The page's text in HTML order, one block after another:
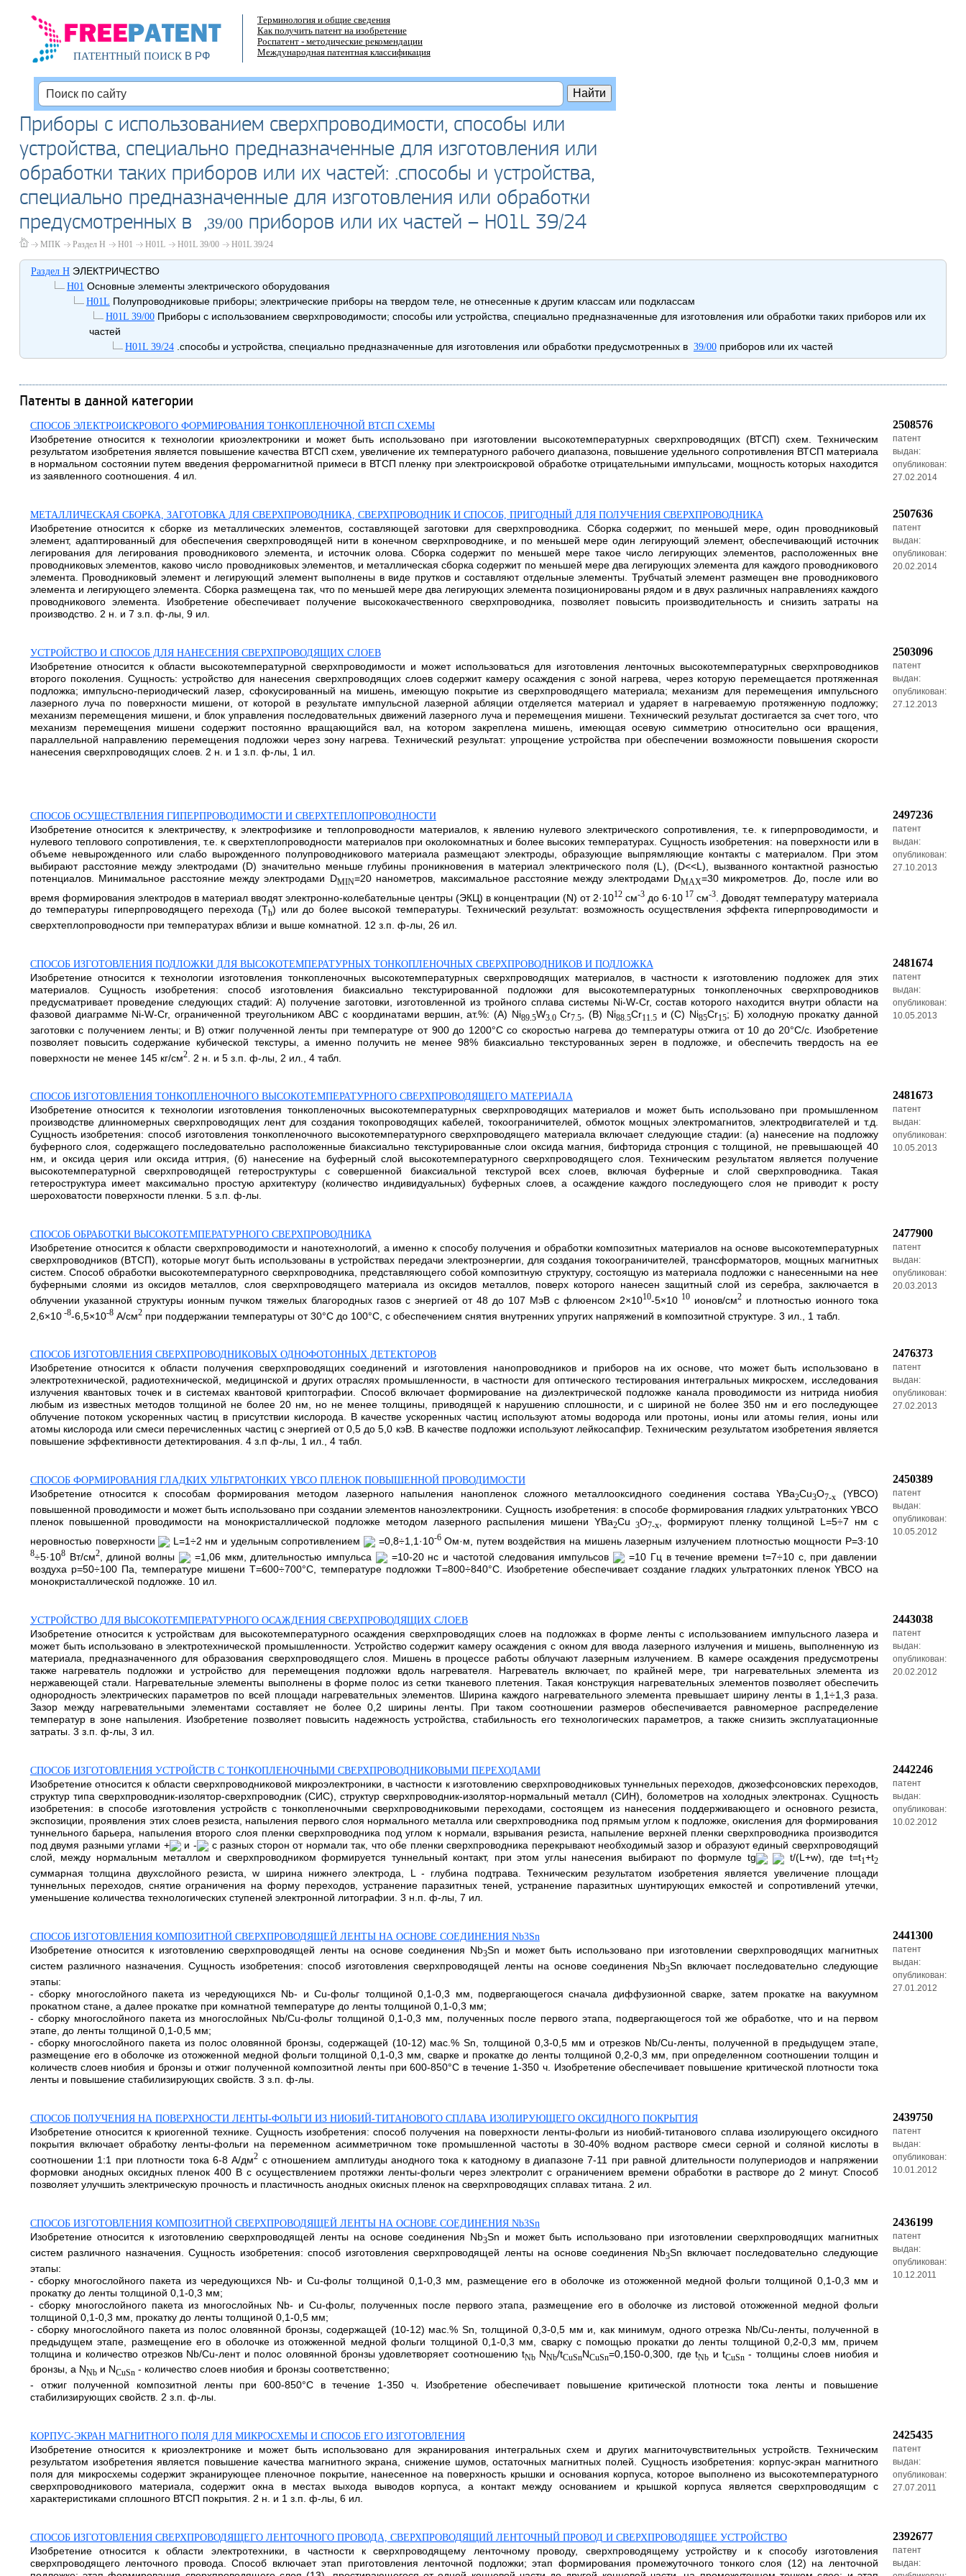
ПАТЕНТНЫЙ ПОИСКВ РФ
Терминология и общие сведения
Как получить патент на изобретение
Роспатент - методические рекомендации
Международная патентная классификация
Приборы с использованием сверхпроводимости, способы или
устройства, специально предназначенные для изготовления или
обработки таких приборов или их частей: .способы и устройства,
специально предназначенные для изготовления или обработки
предусмотренных в ,39/00приборов или их частей – H01L 39/24
МПК Раздел H H01 H01L H01L 39/00 H01L 39/24
Раздел HЭЛЕКТРИЧЕСТВО
H01 Основные элементы электрического оборудования
H01L Полупроводниковые приборы; электрические приборы на твердом теле, не отнесенные к другим классам или подклассам
H01L 39/00Приборы с использованием сверхпроводимости; способы или устройства, специально предназначенные для изготовления или обработки таких приборов или их
частей
H01L 39/24.способы и устройства, специально предназначенные для изготовления или обработки предусмотренных в 39/00приборов или их частей
Патенты в данной категории
СПОСОБ ЭЛЕКТРОИСКРОВОГО ФОРМИРОВАНИЯ ТОНКОПЛЕНОЧНОЙ ВТСП СХЕМЫ
Изобретение относится к технологии криоэлектроники и может быть использовано при изготовлении высокотемпературных сверхпроводящих (ВТСП) схем. Техническим
результатом изобретения является повышение качества ВТСП схем, увеличение их температурного рабочего диапазона, повышение удельного сопротивления ВТСП материала
в нормальном состоянии путем введения ферромагнитной примеси в ВТСП пленку при электроискровой обработке отрицательными импульсами, мощность которых находится
из заявленного соотношения. 4 ил.
2508576
патент
выдан:
опубликован:
27.02.2014
МЕТАЛЛИЧЕСКАЯ СБОРКА, ЗАГОТОВКА ДЛЯ СВЕРХПРОВОДНИКА, СВЕРХПРОВОДНИК И СПОСОБ, ПРИГОДНЫЙ ДЛЯ ПОЛУЧЕНИЯ СВЕРХПРОВОДНИКА
Изобретение относится к сборке из металлических элементов, составляющей заготовки для сверхпроводника. Сборка содержит, по меньшей мере, один проводниковый
элемент, адаптированный для обеспечения сверхпроводящей нити в конечном сверхпроводнике, и по меньшей мере один легирующий элемент, обеспечивающий источник
легирования для легирования проводникового элемента, и источник олова. Сборка содержит по меньшей мере такое число легирующих элементов, расположенных вне
проводниковых элементов, каково число проводниковых элементов, и металлическая сборка содержит по меньшей мере два легирующих элемента для каждого проводникового
элемента. Проводниковый элемент и легирующий элемент выполнены в виде прутков и составляют отдельные элементы. Трубчатый элемент размещен вне проводникового
элемента и легирующего элемента. Сборка размещена так, что по меньшей мере два легирующих элемента позиционированы рядом и в двух различных направлениях каждого
проводникового элемента. Изобретение обеспечивает получение высококачественного сверхпроводника, позволяет повысить производительность и снизить затраты на
производство. 2 н. и 7 з.п. ф-лы, 9 ил.
2507636
патент
выдан:
опубликован:
20.02.2014
УСТРОЙСТВО И СПОСОБ ДЛЯ НАНЕСЕНИЯ СВЕРХПРОВОДЯЩИХ СЛОЕВ
Изобретение относится к области высокотемпературной сверхпроводимости и может использоваться для изготовления ленточных высокотемпературных сверхпроводников
второго поколения. Сущность: устройство для нанесения сверхпроводящих слоев содержит камеру осаждения с зоной нагрева, через которую перемещается протяженная
подложка; импульсно-периодический лазер, сфокусированный на мишень, имеющую покрытие из сверхпроводящего материала; механизм для перемещения импульсного
лазерного луча по поверхности мишени, от которой в результате импульсной лазерной абляции отделяется материал и ударяет в нагреваемую протяженную подложку;
механизм перемещения мишени, и блок управления последовательных движений лазерного луча и перемещения мишени. Технический результат достигается за счет того, что
механизм перемещения мишени содержит постоянно вращающийся вал, на котором закреплена мишень, имеющая осевую симметрию относительно оси вращения,
параллельной направлению перемещения подложки через зону нагрева. Технический результат: упрощение устройства при обеспечении возможности повышения скорости
нанесения сверхпроводящих слоев. 2 н. и 1 з.п. ф-лы, 1 ил.
2503096
патент
выдан:
опубликован:
27.12.2013
СПОСОБ ОСУЩЕСТВЛЕНИЯ ГИПЕРПРОВОДИМОСТИ И СВЕРХТЕПЛОПРОВОДНОСТИ
Изобретение относится к электричеству, к электрофизике и теплопроводности материалов, к явлению нулевого электрического сопротивления, т.е. к гиперпроводимости, и
нулевого теплового сопротивления, т.е. к сверхтеплопроводности материалов при околокомнатных и более высоких температурах. Сущность изобретения: на поверхности или в
объеме невырожденного или слабо вырожденного полупроводникового материала размещают электроды, образующие выпрямляющие контакты с материалом. При этом
выбирают расстояние между электродами (D) значительно меньше глубины проникновения в материал электрического поля (L), (D<<L), вызванного контактной разностью
потенциалов. Минимальное расстояние между электродами DMIN=20 нанометров, максимальное расстояние между электродами DMAX=30 микрометров. До, после или во
время формирования электродов в материал вводят электронно-колебательные центры (ЭКЦ) в концентрации (N) от 2·1012см-3до 6·1017 см-3. Доводят температуру материала
до температуры гиперпроводящего перехода (Th) или до более высокой температуры. Технический результат: возможность осуществления эффекта гиперпроводимости и
сверхтеплопроводности при температурах вблизи и выше комнатной. 12 з.п. ф-лы, 26 ил.
2497236
патент
выдан:
опубликован:
27.10.2013
СПОСОБ ИЗГОТОВЛЕНИЯ ПОДЛОЖКИ ДЛЯ ВЫСОКОТЕМПЕРАТУРНЫХ ТОНКОПЛЕНОЧНЫХ СВЕРХПРОВОДНИКОВ И ПОДЛОЖКА
Изобретение относится к технологии изготовления тонкопленочных высокотемпературных сверхпроводящих материалов, в частности к изготовлению подложек для этих
материалов. Сущность изобретения: способ изготовления биаксиально текстурированной подложки для высокотемпературных тонкопленочных сверхпроводников
предусматривает проведение следующих стадий: А) получение заготовки, изготовленной из тройного сплава системы Ni-W-Cr, состав которого находится внутри области на
фазовой диаграмме Ni-W-Cr, ограниченной треугольником АВС с координатами вершин, ат.%: (A) Ni89.5W3.0Cr7.5 , (В) Ni88.5Сr11.5 и (С) Ni85Cr15; Б) холодную прокатку данной
заготовки с получением ленты; и В) отжиг полученной ленты при температуре от 900 до 1200°С со скоростью нагрева до температуры отжига от 10 до 20°С/с. Изобретение
позволяет повысить содержание кубической текстуры, а именно получить не менее 98% биаксиально текстурованных зерен в подложке, и обеспечить твердость на ее
поверхности не менее 145 кг/см2. 2 н. и 5 з.п. ф-лы, 2 ил., 4 табл.
2481674
патент
выдан:
опубликован:
10.05.2013
СПОСОБ ИЗГОТОВЛЕНИЯ ТОНКОПЛЕНОЧНОГО ВЫСОКОТЕМПЕРАТУРНОГО СВЕРХПРОВОДЯЩЕГО МАТЕРИАЛА
Изобретение относится к технологии изготовления тонкопленочных высокотемпературных сверхпроводящих материалов и может быть использовано при промышленном
производстве длинномерных сверхпроводящих лент для создания токопроводящих кабелей, токоограничителей, обмоток мощных электромагнитов, электродвигателей и т.д.
Сущность изобретения: способ изготовления тонкопленочного высокотемпературного сверхпроводящего материала включает следующие стадии: (а) нанесение на подложку
буферного слоя, содержащего последовательно расположенные биаксиально текстурированные слои оксида магния, бифторида стронция с толщиной, не превышающей 40
нм, и оксида церия или оксида иттрия, (б) нанесение на буферный слой высокотемпературного сверхпроводящего слоя. Техническим результатом является получение
высокотемпературной сверхпроводящей гетероструктуры с совершенной биаксиальной текстурой всех слоев, включая буферные и слой сверхпроводника. Такая
гетероструктура имеет максимально простую архитектуру (количество индивидуальных) буферных слоев, а осаждение каждого последующего слоя не приводит к росту
шероховатости поверхности пленки. 5 з.п. ф-лы.
2481673
патент
выдан:
опубликован:
10.05.2013
СПОСОБ ОБРАБОТКИ ВЫСОКОТЕМПЕРАТУРНОГО СВЕРХПРОВОДНИКА
Изобретение относится к области сверхпроводимости и нанотехнологий, а именно к способу получения и обработки композитных материалов на основе высокотемпературных
сверхпроводников (BTCП), которые могут быть использованы в устройствах передачи электроэнергии, для создания токоограничителей, трансформаторов, мощных магнитных
систем. Способ обработки высокотемпературного сверхпроводника, представляющего собой композитную структуру, состоящую из материала подложки с нанесенными на нее
буферными слоями из оксидов металлов, слоя сверхпроводящего материала из оксидов металлов, поверх которого нанесен защитный слой из серебра, заключается в
облучении указанной структуры ионным пучком тяжелых благородных газов с энергией от 48 до 107 МэВ с флюенсом 2×1010-5×1010ионов/см2и плотностью ионного тока
2,6×10-8-6,5×10-8А/см2при поддержании температуры от 30°С до 100°С, с обеспечением снятия внутренних упругих напряжений в композитной структуре. 3 ил., 1 табл.
2477900
патент
выдан:
опубликован:
20.03.2013
СПОСОБ ИЗГОТОВЛЕНИЯ СВЕРХПРОВОДНИКОВЫХ ОДНОФОТОННЫХ ДЕТЕКТОРОВ
Изобретение относится к области получения сверхпроводящих соединений и изготовления нанопроводников и приборов на их основе, что может быть использовано в
электротехнической, радиотехнической, медицинской и других отраслях промышленности, в частности для оптического тестирования интегральных микросхем, исследования
излучения квантовых точек и в системах квантовой криптографии. Способ включает формирование на диэлектрической подложке канала проводимости из нитрида ниобия
любым из известных методов толщиной не более 20 нм, но не менее толщины, приводящей к нарушению сплошности, и с шириной не более 350 нм и его последующее
облучение потоком ускоренных частиц в присутствии кислорода. В качестве ускоренных частиц используют атомы водорода или протоны, ионы или атомы гелия, ионы или
атомы кислорода или смеси перечисленных частиц с энергией от 0,5 до 5,0 кэВ. В качестве подложки используют лейкосапфир. Техническим результатом изобретения является
повышение эффективности детектирования. 4 з.п ф-лы, 1 ил., 4 табл.
2476373
патент
выдан:
опубликован:
27.02.2013
СПОСОБ ФОРМИРОВАНИЯ ГЛАДКИХ УЛЬТРАТОНКИХ YBCO ПЛЕНОК ПОВЫШЕННОЙ ПРОВОДИМОСТИ
Изобретение относится к способам формирования методом лазерного напыления нанопленок сложного металлооксидного соединения состава YВа2Сu3O7-х
(YBCO)
повышенной проводимости и может быть использовано при создании элементов наноэлектроники. Сущность изобретения: в способе формирования гладких ультратонких YBCO
пленок повышенной проводимости на монокристаллической подложке методом лазерного распыления мишени YВа2Сu 3O7-х, формируют пленку толщиной L=5÷7 нм с
неровностью поверхности
L=1÷2 нм и удельным сопротивлением =0,8÷1,1·10-6Ом·м, путем воздействия на мишень лазерным излучением плотностью мощности Р=3·10
8÷5·108Вт/см2, длиной волны =1,06 мкм, длительностью импульса =10-20 нс и частотой следования импульсов
=10 Гц в течение времени t=7÷10 с, при давлении
воздуха р=50÷100 Па, температуре мишени Т=600÷700°С, температуре подложки Т=800÷840°С. Изобретение обеспечивает создание гладких ультратонких пленок YBCO на
монокристаллической подложке. 10 ил.
2450389
патент
выдан:
опубликован:
10.05.2012
УСТРОЙСТВО ДЛЯ ВЫСОКОТЕМПЕРАТУРНОГО ОСАЖДЕНИЯ СВЕРХПРОВОДЯЩИХ СЛОЕВ
Изобретение относится к устройствам для высокотемпературного осаждения сверхпроводящих слоев на подложках в форме ленты с использованием импульсного лазера и
может быть использовано в электротехнической промышленности. Устройство содержит камеру осаждения с окном для ввода лазерного излучения и мишень, выполненную из
материала, предназначенного для образования сверхпроводящего слоя. Мишень в процессе работы облучают лазерным излучением. В камере осаждения предусмотрены
также нагреватель подложки и устройство для перемещения подложки вдоль нагревателя. Нагреватель включает, по крайней мере, три нагревательных элемента из
нержавеющей стали. Нагревательные элементы выполнены в форме полос из сетки тканевого плетения. Такая конструкция нагревательных элементов позволяет обеспечить
однородность электрических параметров по всей площади нагревательных элементов. Ширина каждого нагревательного элемента превышает ширину ленты в 1,1÷1,3 раза.
Зазор между нагревательными элементами составляет не более 0,2 ширины ленты. При таком соотношении размеров обеспечивается равномерное распределение
температур в зоне напыления. Изобретение позволяет повысить надежность устройства, стабильность его технологических параметров, а также снизить эксплуатационные
затраты. 3 з.п. ф-лы, 3 ил.
2443038
патент
выдан:
опубликован:
20.02.2012
СПОСОБ ИЗГОТОВЛЕНИЯ УСТРОЙСТВ С ТОНКОПЛЕНОЧНЫМИ СВЕРХПРОВОДНИКОВЫМИ ПЕРЕХОДАМИ
Изобретение относится к области сверхпроводниковой микроэлектроники, в частности к изготовлению сверхпроводниковых туннельных переходов, джозефсоновских переходов,
структур типа сверхпроводник-изолятор-сверхпроводник (СИС), структур сверхпроводник-изолятор-нормальный металл (СИН), болометров на холодных электронах. Сущность
изобретения: в способе изготовления устройств с тонкопленочными сверхпроводниковыми переходами, состоящем из нанесения поддерживающего и основного резиста,
экспозиции, проявления этих слоев резиста, напыления первого слоя нормального металла или сверхпроводника под прямым углом к подложке, окисления для формирования
туннельного барьера, напыления второго слоя пленки сверхпроводника под углом к нормали, взрывания резиста, напыление верхней пленки сверхпроводника производится
под двумя разными углами +
и -
с разных сторон от нормали так, что обе пленки сверхпроводника перекрывают необходимый зазор и образуют единый сверхпроводящий
слой, между нормальным металлом и сверхпроводником формируется туннельный контакт, при этом углы нанесения выбирают по формуле tg
t/(L+w), где t=t1+t2
суммарная толщина двухслойного резиста, w ширина нижнего электрода, L - глубина подтрава. Техническим результатом изобретения является увеличение площади
туннельных переходов, снятие ограничения на форму переходов, устранение паразитных теней, устранение паразитных шунтирующих емкостей и сопротивлений утечки,
уменьшение количества технологических ступеней электронной литографии. 3 н.п. ф-лы, 7 ил.
2442246
патент
выдан:
опубликован:
10.02.2012
СПОСОБ ИЗГОТОВЛЕНИЯ КОМПОЗИТНОЙ СВЕРХПРОВОДЯЩЕЙ ЛЕНТЫ НА ОСНОВЕ СОЕДИНЕНИЯ Nb3Sn
Изобретение относится к изготовлению сверхпроводящей ленты на основе соединения Nb3Sn и может быть использовано при изготовлении сверхпроводящих магнитных
систем различного назначения. Сущность изобретения: способ изготовления сверхпроводящей ленты на основе соединения Nb3Sn включает последовательно следующие
этапы:
- сборку многослойного пакета из чередующихся Nb- и Cu-фольг толщиной 0,1-0,3 мм, подвергающегося сначала диффузионной сварке, затем прокатке на вакуумном
прокатном стане, а далее прокатке при комнатной температуре до ленты толщиной 0,1-0,3 мм;
- сборку многослойного пакета из многослойных Nb/Cu-фольг толщиной 0,1-0,3 мм, полученных после первого этапа, подвергающегося той же обработке, что и на первом
этапе, до ленты толщиной 0,1-0,5 мм;
- сборку многослойного пакета из полос оловянной бронзы, содержащей (10-12) мас.% Sn, толщиной 0,3-0,5 мм и отрезков Nb/Cu-ленты, полученной в предыдущем этапе,
размещение его в оболочке из отожженной медной фольги толщиной 0,1-0,3 мм, сварке и прокатке до ленты толщиной 0,2-0,3 мм, при определенном соотношении толщин и
количеств слоев ниобия и бронзы и отжиг полученной композитной ленты при 600-850°С в течение 1-350 ч. Изобретение обеспечивает повышение критической плотности тока
ленты и повышение стабилизирующих свойств. 3 з.п. ф-лы.
2441300
патент
выдан:
опубликован:
27.01.2012
СПОСОБ ПОЛУЧЕНИЯ НА ПОВЕРХНОСТИ ЛЕНТЫ-ФОЛЬГИ ИЗ НИОБИЙ-ТИТАНОВОГО СПЛАВА ИЗОЛИРУЮЩЕГО ОКСИДНОГО ПОКРЫТИЯ
Изобретение относится к криогенной технике. Сущность изобретения: способ получения на поверхности ленты-фольги из ниобий-титанового сплава изолирующего оксидного
покрытия включает обработку ленты-фольги на переменном асимметричном токе промышленной частоты в 30-40% водном растворе смеси серной и соляной кислоты в
соотношении 1:1 при плотности тока 6-8 А/дм2 с отношением амплитуды анодного тока к катодному в диапазоне 7-11 при равной длительности полупериодов и напряжении
формовки анодных оксидных пленок 400 В с осуществлением протяжки ленты-фольги через электролит с ограничением времени обработки в растворе до 2 минут. Способ
позволяет улучшить электрическую прочность и пластичность анодных окисных пленок на сверхпроводящих сплавах титана. 2 ил.
2439750
патент
выдан:
опубликован:
10.01.2012
СПОСОБ ИЗГОТОВЛЕНИЯ КОМПОЗИТНОЙ СВЕРХПРОВОДЯЩЕЙ ЛЕНТЫ НА ОСНОВЕ СОЕДИНЕНИЯ Nb3Sn
Изобретение относится к изготовлению сверхпроводящей ленты на основе соединения Nb3Sn и может быть использовано при изготовлении сверхпроводящих магнитных
систем различного назначения. Сущность изобретения: способ изготовления сверхпроводящей ленты на основе соединения Nb3Sn включает последовательно следующие
этапы:
- сборку многослойного пакета из чередующихся Nb- и Cu-фольг толщиной 0,1-0,3 мм, размещение его в оболочке из отожженной медной фольги толщиной 0,1-0,3 мм и
прокатку до ленты толщиной 0,1-0,3 мм;
- сборку многослойного пакета из многослойных Nb- и Cu-фольг, полученных после первого этапа, размещение его в оболочке из листовой отожженной медной фольги
толщиной 0,1-0,3 мм, прокатку до ленты толщиной 0,1-0,5 мм;
- сборку многослойного пакета из полос оловянной бронзы, содержащей (10-12) мас.% Sn, толщиной 0,3-0,5 мм и, как минимум, одного отрезка Nb/Cu-ленты, полученной в
предыдущем этапе, размещение его в оболочке из отожженной медной фольги толщиной 0,1-0,3 мм, сварку с помощью прокатки до ленты толщиной 0,2-0,3 мм, причем
толщина и количество отрезков Nb/Cu-лент и полос оловянной бронзы удовлетворяет соотношению tNb NNb/tCuSnNCuSn=0,150-0,300, где tNb и tCuSn - толщины слоев ниобия и
бронзы, a NNbи NCuSn- количество слоев ниобия и бронзы соответственно;
- отжиг полученной композитной ленты при 600-850°С в течение 1-350 ч. Изобретение обеспечивает повышение критической плотности тока ленты и повышение
стабилизирующих свойств. 2 з.п. ф-лы.
2436199
патент
выдан:
опубликован:
10.12.2011
КОРПУС-ЭКРАН МАГНИТНОГО ПОЛЯ ДЛЯ МИКРОСХЕМЫ И СПОСОБ ЕГО ИЗГОТОВЛЕНИЯ
Изобретение относится к криоэлектронике и может быть использовано для экранирования интегральных схем и других магниточувствительных устройств. Техническим
результатом изобретения является повышение качества магнитного экрана, снижение шумов, остаточных магнитных полей. Сущность изобретения: корпус-экран магнитного
поля для микросхемы содержит экранирующее пленочное покрытие, нанесенное на поверхность крышки и основания корпуса, которое выполнено из высокотемпературного
сверхпроводникового материала, содержит окна в местах выхода выводов корпуса, а контакт между основанием и крышкой корпуса является сверхпроводящим с
характеристиками сплошного ВТСП покрытия. 2 н. и 1 з.п. ф-лы, 6 ил.
2425435
патент
выдан:
опубликован:
27.07.2011
СПОСОБ ИЗГОТОВЛЕНИЯ СВЕРХПРОВОДЯЩЕГО ЛЕНТОЧНОГО ПРОВОДА, СВЕРХПРОВОДЯЩИЙ ЛЕНТОЧНЫЙ ПРОВОД И СВЕРХПРОВОДЯЩЕЕ УСТРОЙСТВО
Изобретение относится к области электротехники, в частности к сверхпроводящему ленточному проводу, сверхпроводящему устройству и к способу изготовления
сверхпроводящего ленточного провода. Способ включает этап приготовления ленточной подложки; этап формирования промежуточного тонкого слоя (12) на ленточной
2392677
патент
выдан: